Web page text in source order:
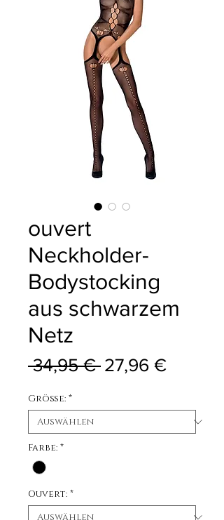
ouvert
Neckholder-
Bodystocking
aus schwarzem
Netz
34,95 € Standardpreis
27,96 €Sale-
Größe: *
Farbe: *
Ouvert: *